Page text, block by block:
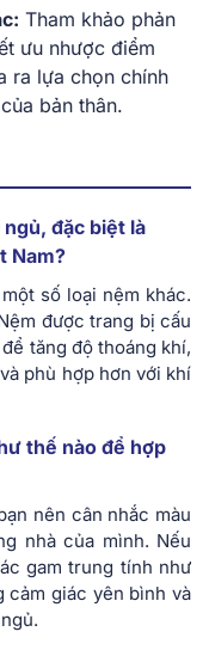
Tham khảo phản
ưu nhược điểm
ra lựa chọn chính
bản thân.
đặc biệt là
Nam?
số loại nệm khác.
được trang bị cấu
tăng độ thoáng khí,
phù hợp hơn với khí
thế nào để hợp
nên cân nhắc màu
nhà của mình. Nếu
gam trung tính như
cảm giác yên bình và